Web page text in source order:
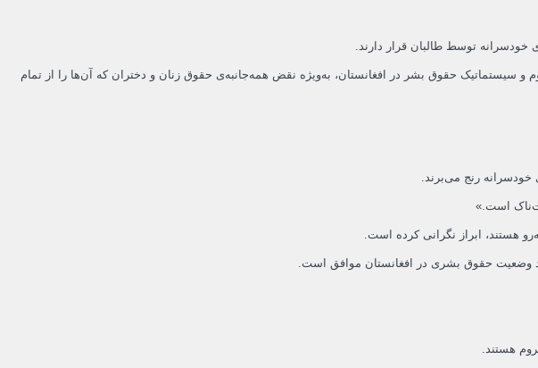
توسط طالبان قرار دارند.
نقض مداوم و سیستماتیک حقوق بشر در افغانستان، به‌ویژه نقض همه‌جانبه‌ی حقوق زنان و دختران که آن‌ها را از تمام
رنج می‌برند.
است.»
هستند، ابراز نگرانی کرده است.
وضعیت حقوق بشری در افغانستان موافق است.
هستند.